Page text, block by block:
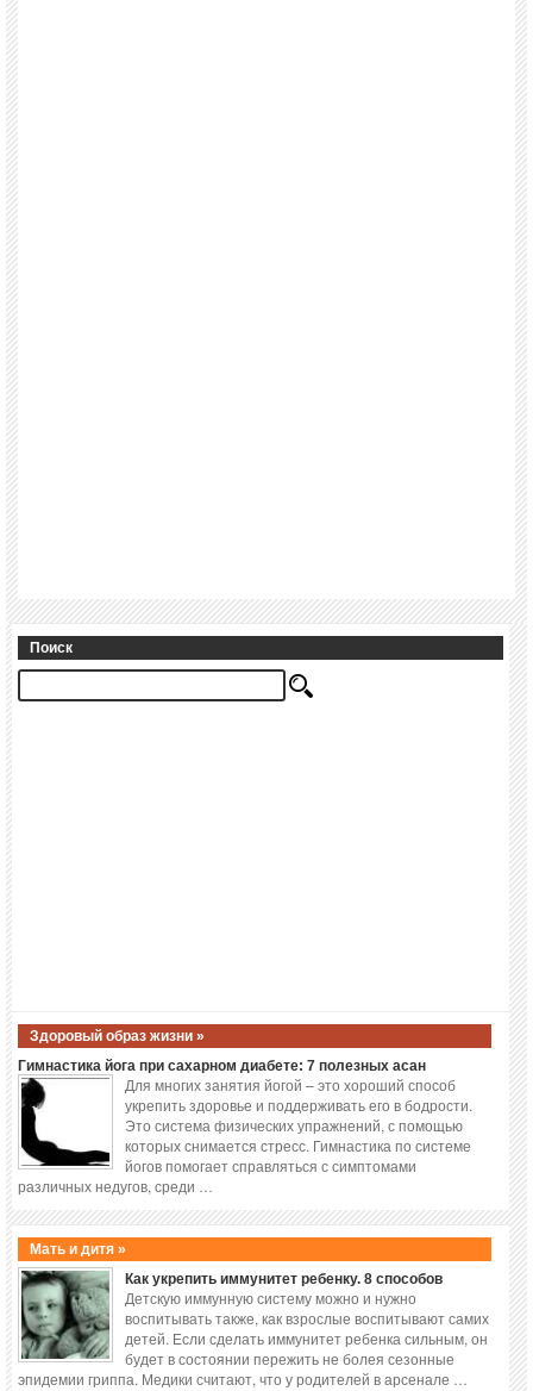
Поиск
Здоровый образ жизни »
Гимнастика йога при сахарном диабете: 7 полезных асан
Для многих занятия йогой – это хороший способ
укрепить здоровье и поддерживать его в бодрости.
Это система физических упражнений, с помощью
которых снимается стресс. Гимнастика по системе
йогов помогает справляться с симптомами
различных недугов, среди …
Мать и дитя »
Как укрепить иммунитет ребенку. 8 способов
Детскую иммунную систему можно и нужно
воспитывать также, как взрослые воспитывают самих
детей. Если сделать иммунитет ребенка сильным, он
будет в состоянии пережить не болея сезонные
эпидемии гриппа. Медики считают, что у родителей в арсенале …